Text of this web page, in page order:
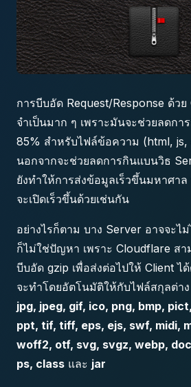
การบีบอัด Request/Response ด้วย
จำเป็นมาก ๆ เพราะมันจะช่วยลดก
85% สำหรับไฟล์ข้อความ (html, js,
นอกจากจะช่วยลดการกินแบนวิธ
ยังทำให้การส่งข้อมูลเร็วขึ้นมหาศาล
จะเปิดเร็วขึ้นด้วยเช่นกัน
อย่างไรก็ตาม บาง Server อาจจะไ
ก็ไม่ใช่ปัญหา เพราะ Cloudflare ส
บีบอัด gzip เพื่อส่งต่อไปให้ Client ไ
จะทำโดยอัตโนมัติให้กับไฟล์สกุลต่า
jpg, jpeg, gif, ico, png, bmp,
ppt, tif, tiff, eps, ejs, swf, midi,
woff2, otf, svg, svgz, webp,
ps, class และ jar